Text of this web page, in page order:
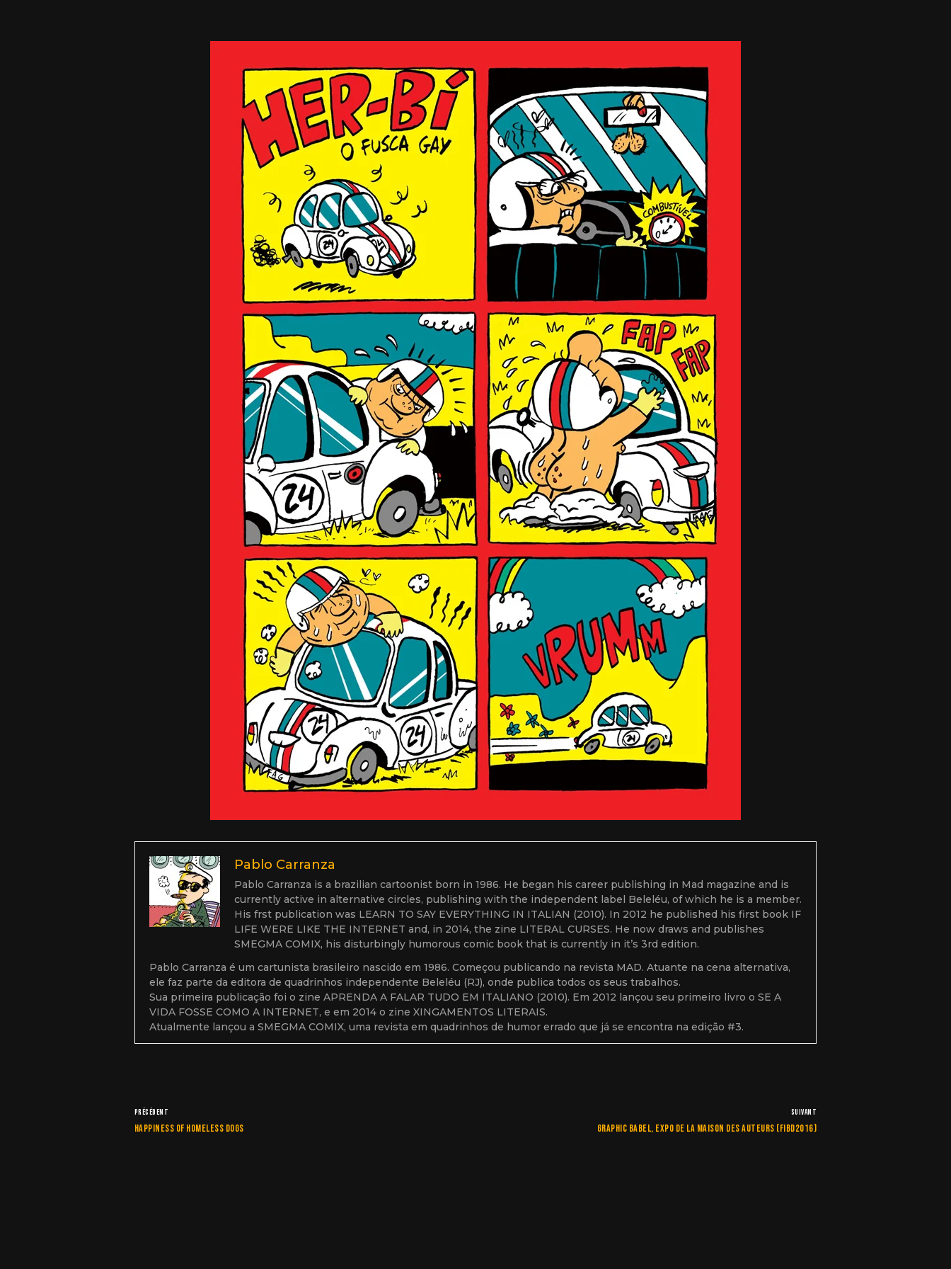
Pablo Carranza
Pablo Carranza is a brazilian cartoonist born in 1986. He began his career publishing in Mad magazine and is
currently active in alternative circles, publishing with the independent label Beleléu, of which he is a member.
His frst publication was LEARN TO SAY EVERYTHING IN ITALIAN (2010). In 2012 he published his first book IF
LIFE WERE LIKE THE INTERNET and, in 2014, the zine LITERAL CURSES. He now draws and publishes
SMEGMA COMIX, his disturbingly humorous comic book that is currently in it’s 3rd edition.
Pablo Carranza é um cartunista brasileiro nascido em 1986. Começou publicando na revista MAD. Atuante na cena alternativa,
ele faz parte da editora de quadrinhos independente Beleléu (RJ), onde publica todos os seus trabalhos.
Sua primeira publicação foi o zine APRENDA A FALAR TUDO EM ITALIANO (2010). Em 2012 lançou seu primeiro livro o SE A
VIDA FOSSE COMO A INTERNET, e em 2014 o zine XINGAMENTOS LITERAIS.
Atualmente lançou a SMEGMA COMIX, uma revista em quadrinhos de humor errado que já se encontra na edição #3.
PRÉCÉDENT
Happiness Of Homeless Dogs
SUIVANT
graphic babel, expo de la maison des auteurs (FIBD2016)